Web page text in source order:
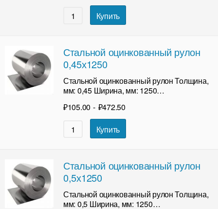
Купить
Стальной оцинкованный рулон
0,45х1250
Стальной оцинкованный рулон Толщина,
мм: 0,45 Ширина, мм: 1250…
₽105.00 - ₽472.50
Купить
Стальной оцинкованный рулон
0,5х1250
Стальной оцинкованный рулон Толщина,
мм: 0,5 Ширина, мм: 1250…